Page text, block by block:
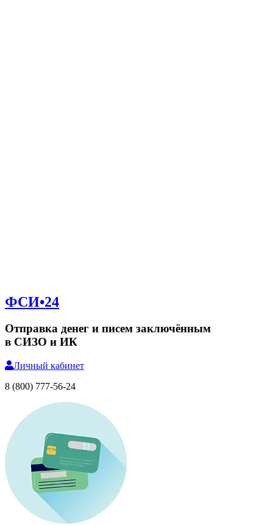
ФСИ•24
Отправка денег и писем заключённым
в СИЗО и ИК
Личный кабинет
8 (800) 777-56-24